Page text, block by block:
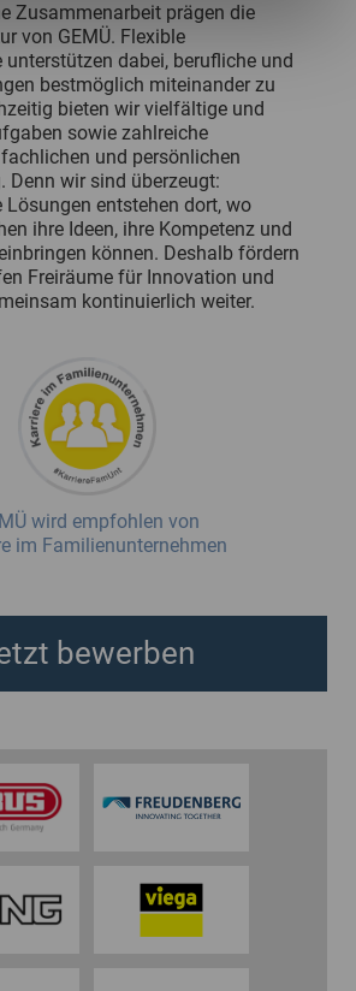
Zusammenarbeit prägen die
von GEMÜ. Flexible
dabei, berufliche und
bestmöglich miteinander zu
bieten wir vielfältige und
sowie zahlreiche
und persönlichen
Denn wir sind überzeugt:
entstehen dort, wo
ihre Ideen, ihre Kompetenz und
können. Deshalb fördern
Freiräume für Innovation und
kontinuierlich weiter.
wird empfohlen von
im Familienunternehmen
bewerben